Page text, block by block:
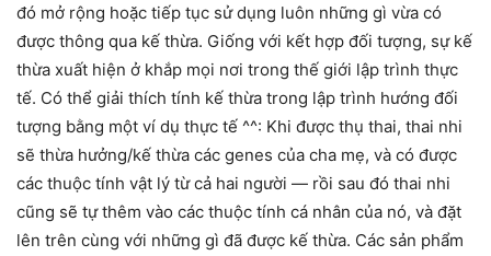
đó mở rộng hoặc tiếp tục sử dụng luôn những gì vừa có
được thông qua kế thừa. Giống với kết hợp đối tượng, sự kế
thừa xuất hiện ở khắp mọi nơi trong thế giới lập trình thực
tế. Có thể giải thích tính kế thừa trong lập trình hướng đối
tượng bằng một ví dụ thực tế ^^: Khi được thụ thai, thai nhi
sẽ thừa hưởng/kế thừa các genes của cha mẹ, và có được
các thuộc tính vật lý từ cả hai người — rồi sau đó thai nhi
cũng sẽ tự thêm vào các thuộc tính cá nhân của nó, và đặt
lên trên cùng với những gì đã được kế thừa. Các sản phẩm